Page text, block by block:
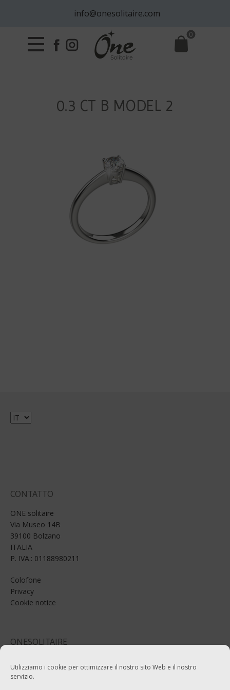
Utilizziamo i cookie per ottimizzare il nostro sito Web e il nostro
servizio.
info@onesolitaire.com
0
0.3 CT B MODEL 2
Scegli
CONTATTO
ONE solitaire
Via Museo 14B
39100 Bolzano
ITALIA
P. IVA.: 01188980211
Colofone
Privacy
Cookie notice
ONESOLITAIRE